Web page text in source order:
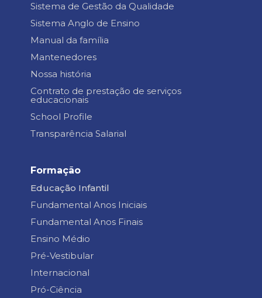
Sistema de Gestão da Qualidade
Sistema Anglo de Ensino
Manual da família
Mantenedores
Nossa história
Contrato de prestação de serviços
educacionais
School Profile
Transparência Salarial
Formação
Educação Infantil
Fundamental Anos Iniciais
Fundamental Anos Finais
Ensino Médio
Pré-Vestibular
Internacional
Pró-Ciência